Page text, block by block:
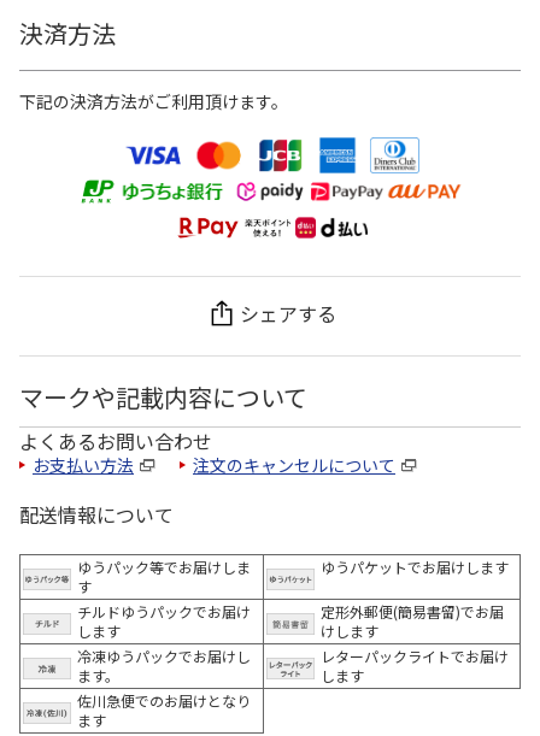
決済方法
下記の決済方法がご利用頂けます。
シェアする
マークや記載内容について
よくあるお問い合わせ
お支払い方法 注文のキャンセルについて
配送情報について
ゆうパック等でお届けしま
す
ゆうパケットでお届けします
チルドゆうパックでお届け
します
定形外郵便(簡易書留)でお届
けします
冷凍ゆうパックでお届けし
ます。
レターパックライトでお届け
します
佐川急便でのお届けとなり
ます